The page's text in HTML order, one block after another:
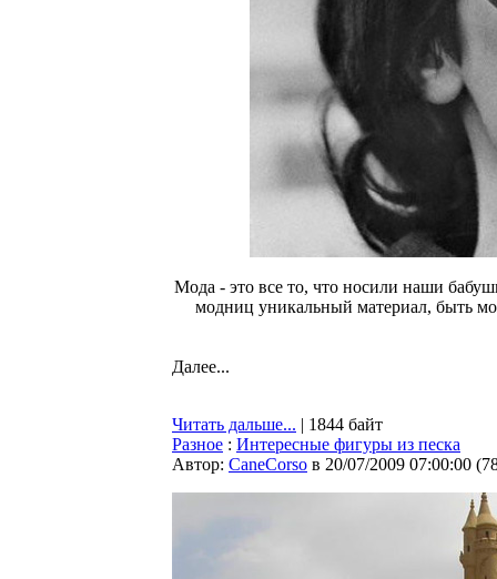
Мода - это все то, что носили наши
модниц уникальный материал, быть
Далее...
Читать дальше... | 1844 байт
Разное : Интересные фигуры из песка
Автор: CaneCorso в 20/07/2009 07:00:00 (